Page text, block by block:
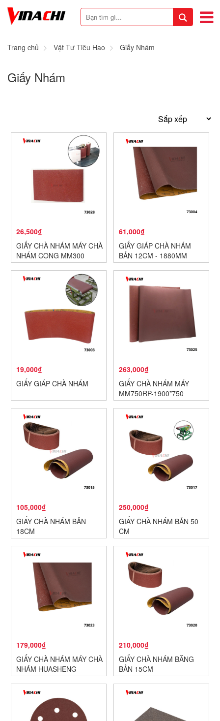
Trang chủ Vật Tư Tiêu Hao Giấy Nhám
Giấy Nhám
26,500₫
GIẤY CHÀ NHÁM MÁY CHÀ
NHÁM CONG MM300
61,000₫
GIẤY GIÁP CHÀ NHÁM
BẢN 12CM - 1880MM
19,000₫
GIẤY GIÁP CHÀ NHÁM
263,000₫
GIẤY CHÀ NHÁM MÁY
MM750RP-1900*750
105,000₫
GIẤY CHÀ NHÁM BẢN
18CM
250,000₫
GIẤY CHÀ NHÁM BẢN 50
CM
179,000₫
GIẤY CHÀ NHÁM MÁY CHÀ
NHÁM HUASHENG
210,000₫
GIẤY CHÀ NHÁM BĂNG
BẢN 15CM